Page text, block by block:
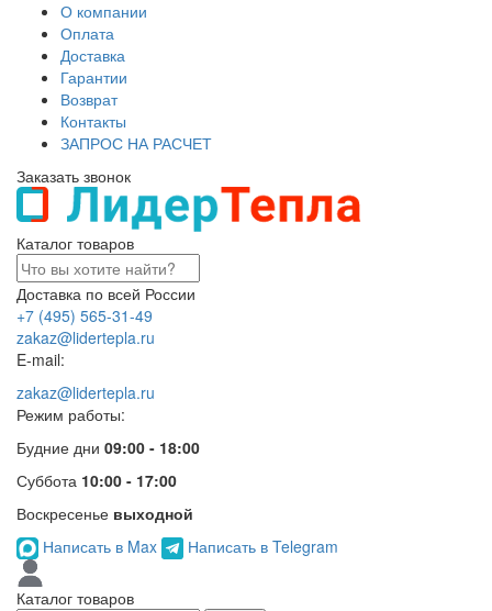
О компании
Оплата
Доставка
Гарантии
Возврат
Контакты
ЗАПРОС НА РАСЧЕТ
Заказать звонок
Каталог товаров
Доставка по всей России
+7 (495) 565-31-49
zakaz@lidertepla.ru
E-mail:
zakaz@lidertepla.ru
Режим работы:
Будние дни 09:00 - 18:00
Суббота 10:00 - 17:00
Воскресенье выходной
Написать в Max
Написать в Telegram
Каталог товаров